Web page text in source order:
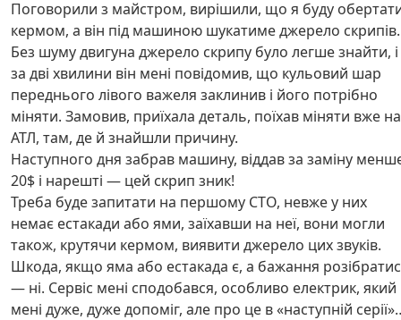
Поговорили з майстром, вирішили, що я буду
кермом, а він під машиною шукатиме джерело скрипів.
Без шуму двигуна джерело скрипу було легше знайти, і
за дві хвилини він мені повідомив, що кульовий шар
переднього лівого важеля заклинив і його потрібно
міняти. Замовив, приїхала деталь, поїхав міняти вже на
АТЛ, там, де й знайшли причину.
Наступного дня забрав машину, віддав за заміну
20$ і нарешті — цей скрип зник!
Треба буде запитати на першому СТО, невже у них
немає естакади або ями, заїхавши на неї, вони могли
також, крутячи кермом, виявити джерело цих звуків.
Шкода, якщо яма або естакада є, а бажання
— ні. Сервіс мені сподобався, особливо електрик, який
мені дуже, дуже допоміг, але про це в «наступній